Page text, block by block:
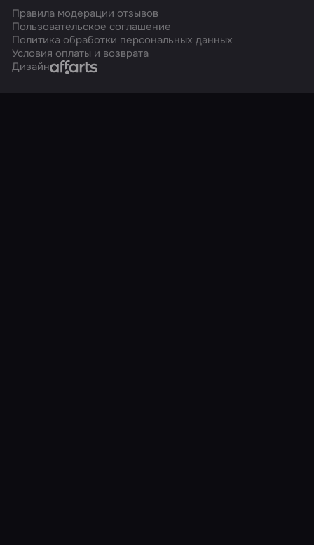
Правила модерации отзывов
Пользовательское соглашение
Политика обработки персональных данных
Условия оплаты и возврата
ДизайнAffarts